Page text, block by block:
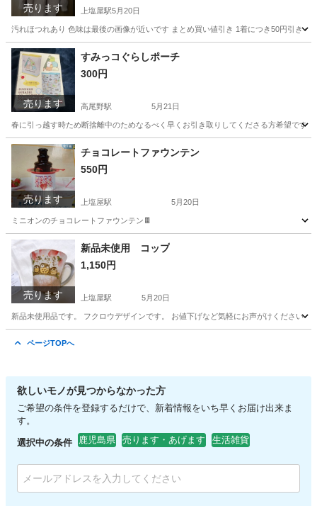
売ります 上塩屋駅5月20日
汚れほつれあり 色味は最後の画像が近いです まとめ買い値引き 1着につき50円引き
鹿児島 鹿児島市 上塩屋駅 セーター
売ります
すみっコぐらしポーチ
300円
高尾野駅 5月21日
春に引っ越す時ため断捨離中のためなるべく早くお引き取りしてくださる方希望です
鹿児島 出水市 マタニティ用品
売ります
チョコレートファウンテン
550円
上塩屋駅 5月20日
ミニオンのチョコレートファウンテン🍫
鹿児島 鹿児島市 上塩屋駅 キッチン家電
チョコレートファウンテン
売ります
新品未使用 コップ
1,150円
上塩屋駅 5月20日
新品未使用品です。 フクロウデザインです。 お値下げなど気軽にお声がけください！
ページTOPへ
欲しいモノが見つからなかった方
ご希望の条件を登録するだけで、新着情報をいち早くお届け出来ま
す。
選択中の条件 鹿児島県 売ります・あげます 生活雑貨